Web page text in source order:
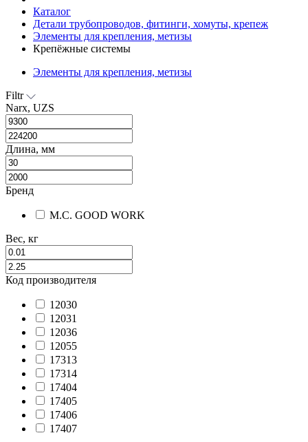
Каталог
Детали трубопроводов, фитинги, хомуты, крепеж
Элементы для крепления, метизы
Крепёжные системы
Элементы для крепления, метизы
Filtr
Narx, UZS
Длина, мм
Бренд
M.С. GOOD WORK
Вес, кг
Код производителя
12030
12031
12036
12055
17313
17314
17404
17405
17406
17407